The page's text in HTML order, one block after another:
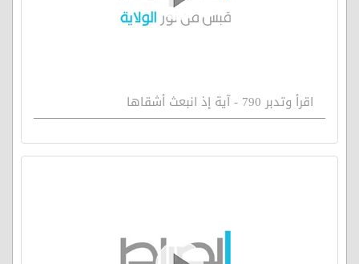
اقرأ وتدبر 790 - آية إذ انبعث أشقاها